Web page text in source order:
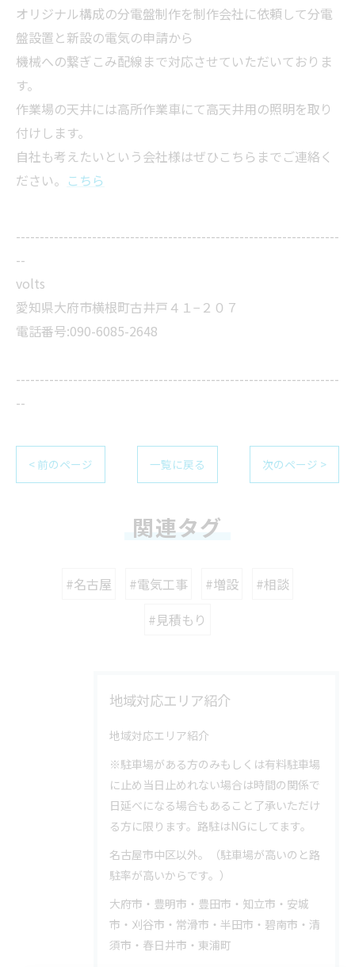
オリジナル構成の分電盤制作を制作会社に依頼して分電
盤設置と新設の電気の申請から
機械への繋ぎこみ配線まで対応させていただいておりま
す。
作業場の天井には高所作業車にて高天井用の照明を取り
付けします。
自社も考えたいという会社様はぜひこちらまでご連絡く
ださい。 こちら
--------------------------------------------------------------------
--
volts
愛知県大府市横根町古井戸４１−２０７
電話番号:090-6085-2648
--------------------------------------------------------------------
--
< 前のページ 一覧に戻る 次のページ >
関連タグ
#名古屋 #電気工事 #増設
#相談
#見積もり
地域対応エリア紹介
地域対応エリア紹介
※駐車場がある方のみもしくは有料駐車場
に止め当日止めれない場合は時間の関係で
日延べになる場合もあること了承いただけ
る方に限ります。路駐はNGにしてます。
名古屋市中区以外。（駐車場が高いのと路
駐率が高いからです。）
大府市・豊明市・豊田市・知立市・安城
市・刈谷市・常滑市・半田市・碧南市・清
須市・春日井市・東浦町